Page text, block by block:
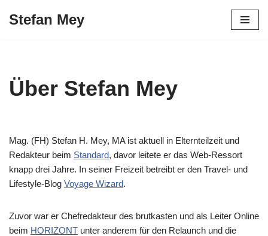
Stefan Mey
Über Stefan Mey
Mag. (FH) Stefan H. Mey, MA ist aktuell in Elternteilzeit und
Redakteur beim Standard, davor leitete er das Web-Ressort
knapp drei Jahre. In seiner Freizeit betreibt er den Travel- und
Lifestyle-Blog Voyage Wizard.
Zuvor war er Chefredakteur des brutkasten und als Leiter Online
beim HORIZONT unter anderem für den Relaunch und die